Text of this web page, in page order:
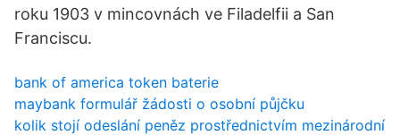
roku 1903 v mincovnách ve Filadelfii a San
Franciscu.
bank of america token baterie
maybank formulář žádosti o osobní půjčku
kolik stojí odeslání peněz prostřednictvím mezinárodní